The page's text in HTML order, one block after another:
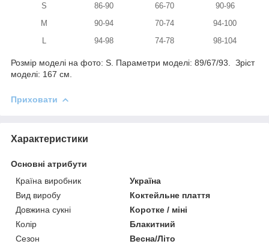
S
86-90 66-70
90-96
M
90-94 70-74
94-100
94-98 74-78 98-104
Розмір моделі на фото: S. Параметри моделі: 89/67/93. Зріст
моделі: 167 см.
Приховати
Характеристики
Основні атрибути
Країна виробник
Україна
Вид виробу
Коктейльне плаття
Довжина сукні
Коротке / міні
Колір
Блакитний
Сезон
Весна/Літо